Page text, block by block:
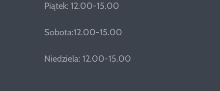
Piątek: 12.00-15.00
Sobota:12.00-15.00
Niedziela: 12.00-15.00